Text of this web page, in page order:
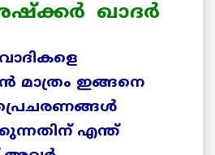
ഖാദര്‍
മാത്രം ഇങ്ങനെ
എന്ത്